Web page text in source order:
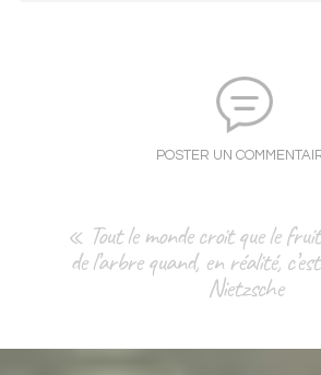
POSTER UN
« Tout le monde croit que le fruit
de l’arbre quand, en réalité,
Nietzsche